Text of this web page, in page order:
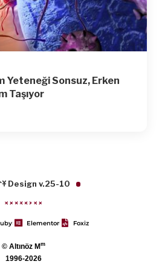
Yeteneği Sonsuz, Erken
Taşıyor
𐱁𐰀𐰋𐰉𐰀𐰞 Design v.25-10
Elementor Foxiz
© Altınöz Mm
1996-2026